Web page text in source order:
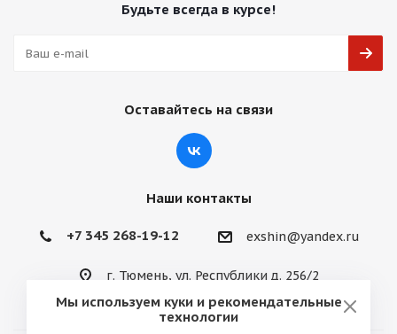
Будьте всегда в курсе!
Оставайтесь на связи
Наши контакты
+7 345 268-19-12 exshin@yandex.ru
г. Тюмень, ул. Республики д. 256/2
Мы используем куки и рекомендательные
технологии